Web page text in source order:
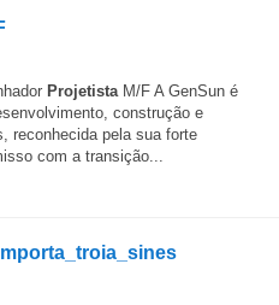
ProjetistaM/F A GenSun é
construção e
reconhecida pela sua forte
com a transição...